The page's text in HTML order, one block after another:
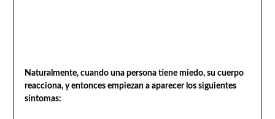
Naturalmente, cuando una persona tiene miedo, su cuerpo
reacciona, y entonces empiezan a aparecer los siguientes
síntomas: